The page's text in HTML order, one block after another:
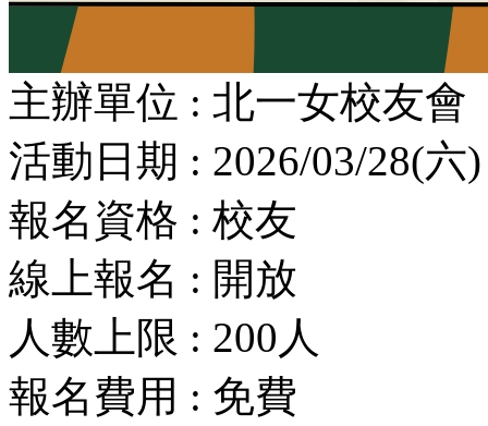
主辦單位 : 北一女校友會
活動日期 : 2026/03/28(六
報名資格 : 校友
線上報名 : 開放
人數上限 : 200人
報名費用 : 免費